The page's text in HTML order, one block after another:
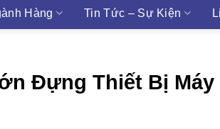
Hàng Tin Tức – Sự Kiện
Đựng Thiết Bị Máy